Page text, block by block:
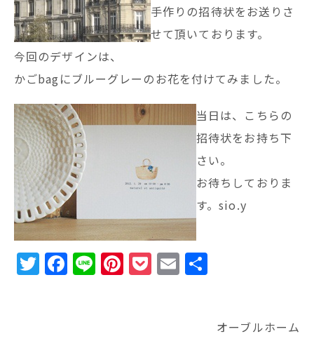
手作りの招待状をお送りさ
せて頂いております。
今回のデザインは、
かごbagにブルーグレーのお花を付けてみました。
当日は、こちらの
招待状をお持ち下
さい。
お待ちしておりま
す。sio.y
T
w
F
a
Li
n
Pi
n
P
o
E
m
オーブルホーム